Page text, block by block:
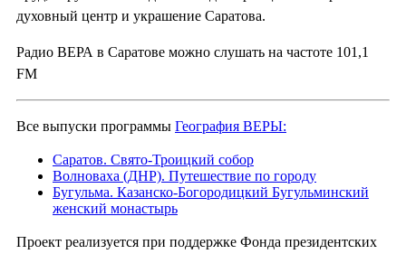
духовный центр и украшение Саратова.
Радио ВЕРА в Саратове можно слушать на частоте 101,1
FM
Все выпуски программы География ВЕРЫ:
Саратов. Свято-Троицкий собор
Волноваха (ДНР). Путешествие по городу
Бугульма. Казанско-Богородицкий Бугульминский
женский монастырь
Проект реализуется при поддержке Фонда президентских